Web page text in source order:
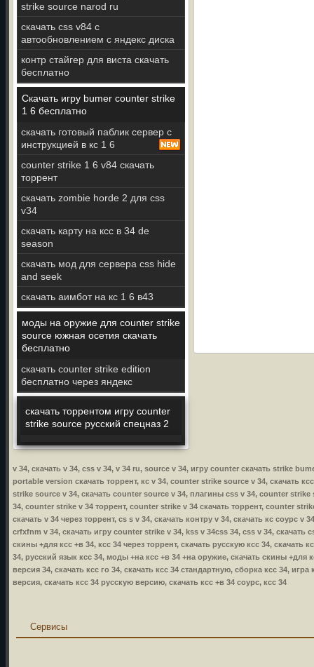
strike source narod ru
скачать css v84 с
автообновлением с яндекс диска
контр стайгер для виста скачать
бесплатно
Скачать игру bumer counter strike
1 6 бесплатно
скачать готовый паблик сервер с
инструкцией в кс 1 6
counter strike 1 6 v84 скачать
торрент
скачать zombie horde 2 для css
v34
скачать карту на ксс в 34 de
season
скачать мод для сервера css hide
and seek
скачать аимбот на кс 1 6 в43
моды на оружие для counter strike
source южная осетия скачать
бесплатно
скачать counter strike edition
бесплатно через яндекс
скачать торрентом игру counter
strike source русский спецназ 2
v 34, скачать v 34, css v 34, v 34 ru, source v 34, игру counter скачать strike
portable version скачать торрент, кс v 34, counter strike source v 34, скачать
strike source v 34, скачать counter source v 34, плагины css v 34, counter strike
34, counter strike v 34 торрент, counter strike v 34 скачать торрент, counter
скачать v 34 через торрент, cs s v 34, скачать контру v 34, скачать кс соурс
crfxfnm v 34, скачать игру counter strike v 34, kss v 34css 34, css v 34, скачать
скины +для ксс +в 34, ксс 34 через торрент, скачать русскую ксс 34, скачать
34, русский язык ксс 34, моды +на ксс +в 34 +на оружие, скачать скины +для
версия 34, скачать ксс го 34, скачать ксс 34 стандартную, сборка ксс 34,
версия, скачать ксс 34 русскую версию, скачать ксс +в 34 соурс, ксс 34
Сервисы